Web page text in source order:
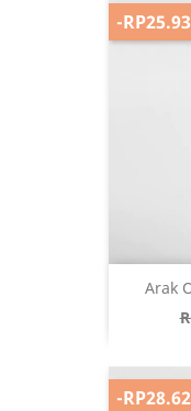
Arak
-
-